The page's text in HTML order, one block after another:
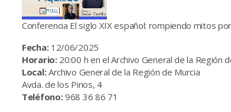
Conferencia El siglo XIX español: rompiendo mitos
Fecha:12/06/2025
Horario:20:00 h en el Archivo General de la Región
Local:Archivo General de la Región de Murcia
Avda. de los Pinos, 4
Teléfono:968 36 86 71